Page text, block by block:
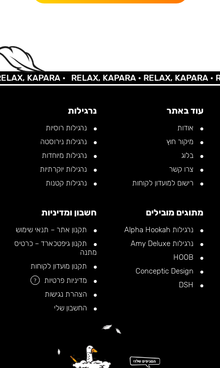
KAPARA • RELAX, KAPARA •RELAX, KAPARA •
עוד באתר
אודות
מיקור חוץ
בלוג
צרו קשר
רישום למועדון לקוחות
נרגילות
נרגילות רוסיות
נרגילות נירוסטה
נרגילות מיוחדות
נרגילות יוקרתיות
נרגילות קטנות
מתוגים מובילים
נרגילות Alpha Hookah
נרגילות Amy Deluxe
חשבון ומדיניות
תקנון אתר – תנאי שימוש
תקנון גיפטכארד – כרטיס
מתנה
תקנון מועדון לקוחות
מדיניות פרטיות
?
הצהרת נגישות
החשבון שלי